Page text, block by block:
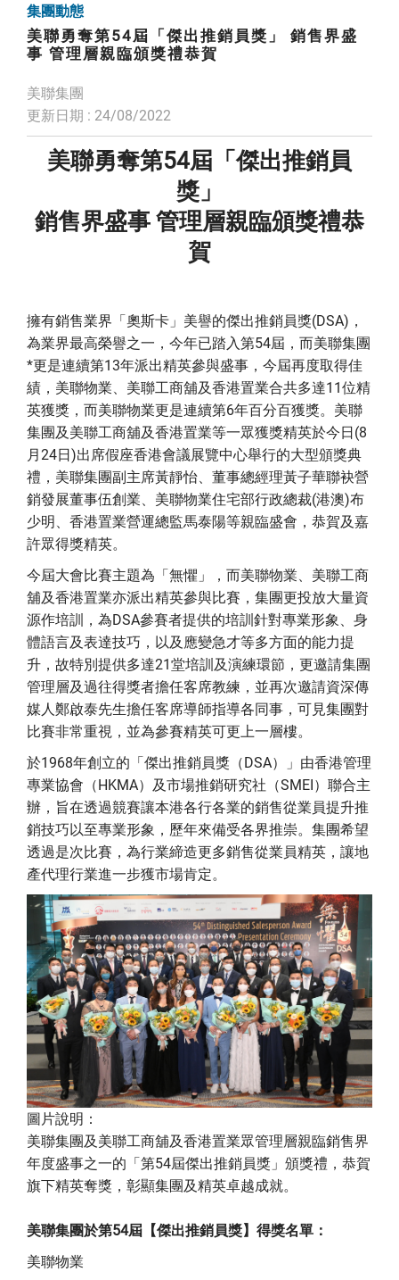
集團動態
美聯勇奪第54屆「傑出推銷員獎」 銷售界盛
事 管理層親臨頒獎禮恭賀
美聯集團
更新日期 : 24/08/2022
美聯勇奪第54屆「傑出推銷員
獎」
銷售界盛事 管理層親臨頒獎禮恭
賀
擁有銷售業界「奧斯卡」美譽的傑出推銷員獎(DSA)，
為業界最高榮譽之一，今年已踏入第54屆，而美聯集團
*更是連續第13年派出精英參與盛事，今屆再度取得佳
績，美聯物業、美聯工商舖及香港置業合共多達11位精
英獲獎，而美聯物業更是連續第6年百分百獲獎。美聯
集團及美聯工商舖及香港置業等一眾獲獎精英於今日(8
月24日)出席假座香港會議展覽中心舉行的大型頒獎典
禮，美聯集團副主席黃靜怡、董事總經理黃子華聯袂營
銷發展董事伍創業、美聯物業住宅部行政總裁(港澳)布
少明、香港置業營運總監馬泰陽等親臨盛會，恭賀及嘉
許眾得獎精英。
今屆大會比賽主題為「無懼」，而美聯物業、美聯工商
舖及香港置業亦派出精英參與比賽，集團更投放大量資
源作培訓，為DSA參賽者提供的培訓針對專業形象、身
體語言及表達技巧，以及應變急才等多方面的能力提
升，故特別提供多達21堂培訓及演練環節，更邀請集團
管理層及過往得獎者擔任客席教練，並再次邀請資深傳
媒人鄭啟泰先生擔任客席導師指導各同事，可見集團對
比賽非常重視，並為參賽精英可更上一層樓。
於1968年創立的「傑出推銷員獎（DSA）」由香港管理
專業協會（HKMA）及市場推銷研究社（SMEI）聯合主
辦，旨在透過競賽讓本港各行各業的銷售從業員提升推
銷技巧以至專業形象，歷年來備受各界推崇。集團希望
透過是次比賽，為行業締造更多銷售從業員精英，讓地
產代理行業進一步獲市場肯定。
圖片說明：
美聯集團及美聯工商舖及香港置業眾管理層親臨銷售界
年度盛事之一的「第54屆傑出推銷員獎」頒獎禮，恭賀
旗下精英奪獎，彰顯集團及精英卓越成就。
美聯集團於第54屆【傑出推銷員獎】得獎名單：
美聯物業